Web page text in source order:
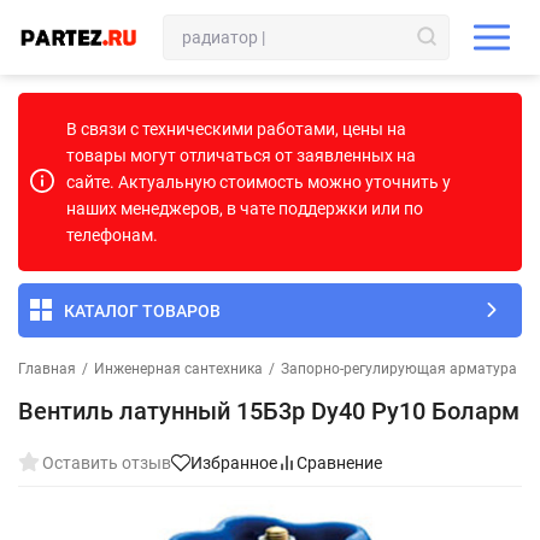
В связи с техническими работами, цены на
товары могут отличаться от заявленных на
сайте. Актуальную стоимость можно уточнить у
наших менеджеров, в чате поддержки или по
телефонам.
КАТАЛОГ ТОВАРОВ
Главная / Инженерная сантехника / Запорно-регулирующая арматура
Вентиль латунный 15Б3р Dу40 Ру10 Боларм
Оставить отзыв Избранное Сравнение